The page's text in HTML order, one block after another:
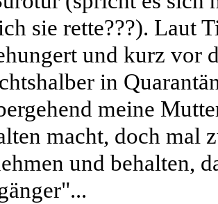
sie rette???). Laut
und kurz vor
in
meine
macht, doch mal
und behalten,